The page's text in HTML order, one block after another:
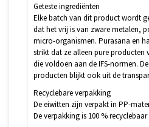
Geteste ingrediënten
Elke batch van dit product wordt
dat het vrij is van zware metalen,
micro-organismen. Purasana en
strikt dat ze alleen pure
die voldoen aan de IFS-normen.
producten blijkt ook uit de
Recyclebare verpakking
De eiwitten zijn verpakt in PP-
De verpakking is 100 %